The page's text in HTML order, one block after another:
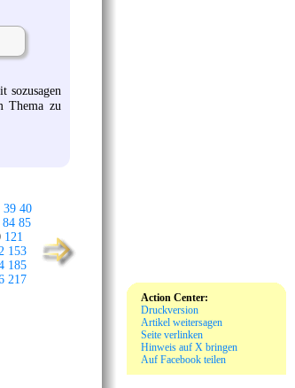
sozusagen
Thema zu
39 40
84 85
121
153
185
217
Action Center:
Druckversion
Artikel weitersagen
Seite verlinken
Hinweis auf X bringen
Auf Facebook teilen